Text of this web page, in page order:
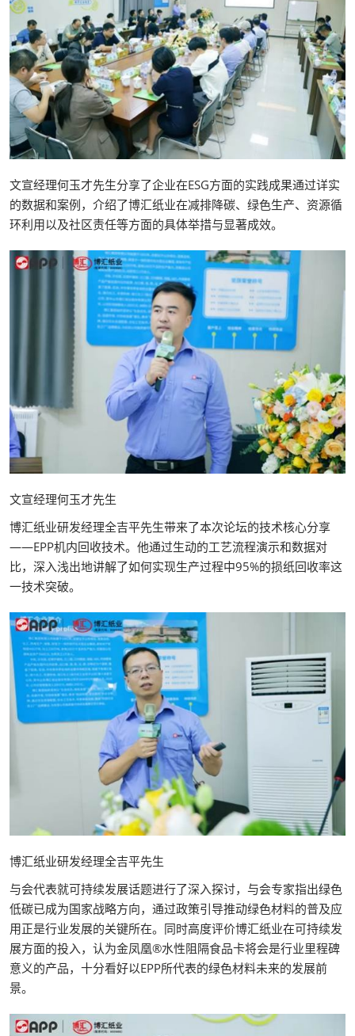
文宣经理何玉才先生分享了企业在ESG方面的实践成果通过详实
的数据和案例，介绍了博汇纸业在减排降碳、绿色生产、资源循
环利用以及社区责任等方面的具体举措与显著成效。
文宣经理何玉才先生
博汇纸业研发经理全吉平先生带来了本次论坛的技术核心分享
——EPP机内回收技术。他通过生动的工艺流程演示和数据对
比，深入浅出地讲解了如何实现生产过程中95%的损纸回收率这
一技术突破。
博汇纸业研发经理全吉平先生
与会代表就可持续发展话题进行了深入探讨，与会专家指出绿色
低碳已成为国家战略方向，通过政策引导推动绿色材料的普及应
用正是行业发展的关键所在。同时高度评价博汇纸业在可持续发
展方面的投入，认为金凤凰®水性阻隔食品卡将会是行业里程碑
意义的产品，十分看好以EPP所代表的绿色材料未来的发展前
景。